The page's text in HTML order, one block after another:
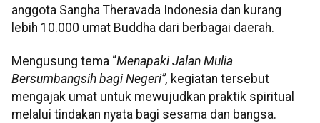
anggota Sangha Theravada Indonesia dan kurang
lebih 10.000 umat Buddha dari berbagai daerah.
Mengusung tema “Menapaki Jalan Mulia
Bersumbangsih bagi Negeri”, kegiatan tersebut
mengajak umat untuk mewujudkan praktik spiritual
melalui tindakan nyata bagi sesama dan bangsa.